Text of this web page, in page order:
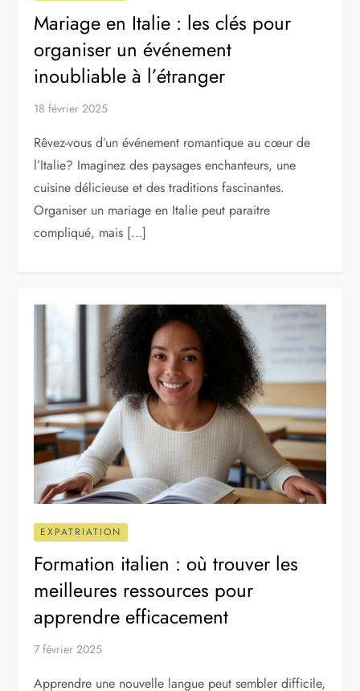
Mariage en Italie : les clés pour
organiser un événement
inoubliable à l’étranger
18 février 2025
Rêvez-vous d’un événement romantique au cœur de
l’Italie? Imaginez des paysages enchanteurs, une
cuisine délicieuse et des traditions fascinantes.
Organiser un mariage en Italie peut paraitre
compliqué, mais […]
EXPATRIATION
Formation italien : où trouver les
meilleures ressources pour
apprendre efficacement
7 février 2025
Apprendre une nouvelle langue peut sembler difficile,